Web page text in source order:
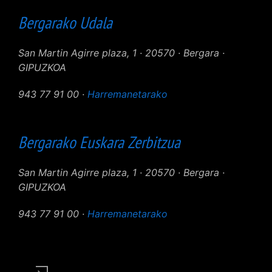
Bergarako Udala
San Martin Agirre plaza, 1 · 20570 · Bergara ·
GIPUZKOA
943 77 91 00 · Harremanetarako
Bergarako Euskara Zerbitzua
San Martin Agirre plaza, 1 · 20570 · Bergara ·
GIPUZKOA
943 77 91 00 · Harremanetarako
User